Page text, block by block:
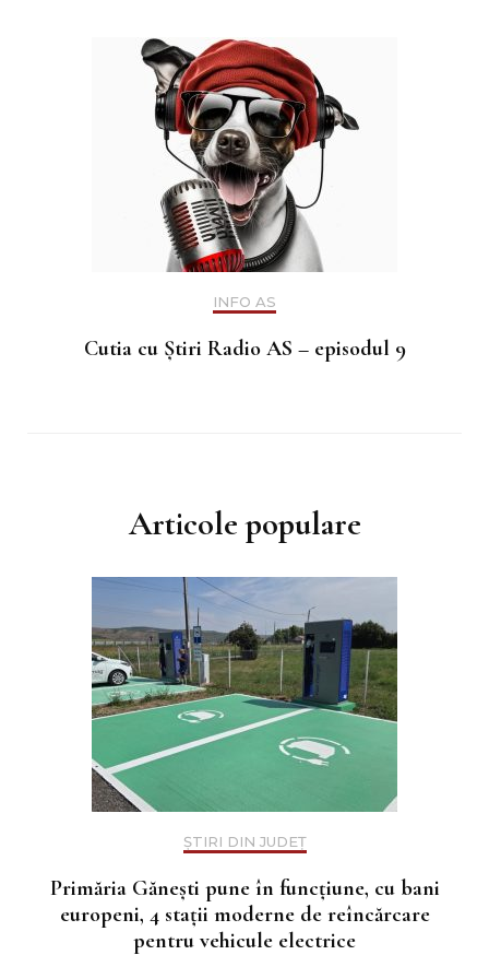
INFO AS
Cutia cu Știri Radio AS – episodul 9
Articole populare
ȘTIRI DIN JUDEȚ
Primăria Gănești pune în funcțiune, cu bani
europeni, 4 stații moderne de reîncărcare
pentru vehicule electrice